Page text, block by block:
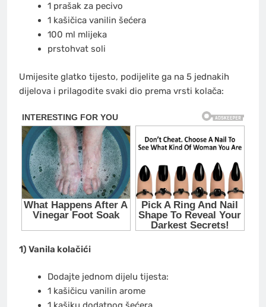
1 prašak za pecivo
1 kašičica vanilin šećera
100 ml mlijeka
prstohvat soli
Umijesite glatko tijesto, podijelite ga na 5 jednakih
dijelova i prilagodite svaki dio prema vrsti kolača:
1) Vanila kolačići
Dodajte jednom dijelu tijesta:
1 kašičicu vanilin arome